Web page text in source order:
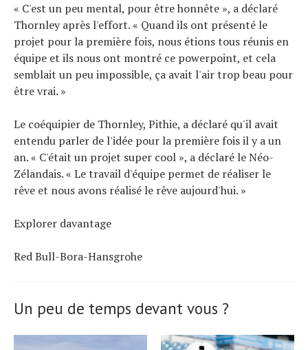
« C'est un peu mental, pour être honnête », a déclaré
Thornley après l'effort. « Quand ils ont présenté le
projet pour la première fois, nous étions tous réunis en
équipe et ils nous ont montré ce powerpoint, et cela
semblait un peu impossible, ça avait l'air trop beau pour
être vrai. »
Le coéquipier de Thornley, Pithie, a déclaré qu'il avait
entendu parler de l'idée pour la première fois il y a un
an. « C'était un projet super cool », a déclaré le Néo-
Zélandais. « Le travail d'équipe permet de réaliser le
rêve et nous avons réalisé le rêve aujourd'hui. »
Explorer davantage
Red Bull-Bora-Hansgrohe
Un peu de temps devant vous ?